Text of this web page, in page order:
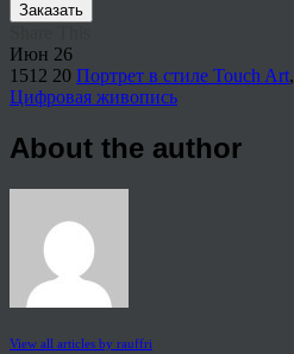
Заказать
Июн 26
1512 20 Портрет в стиле Touch Art,
Цифровая живопись
About the author
View all articles by rauffri